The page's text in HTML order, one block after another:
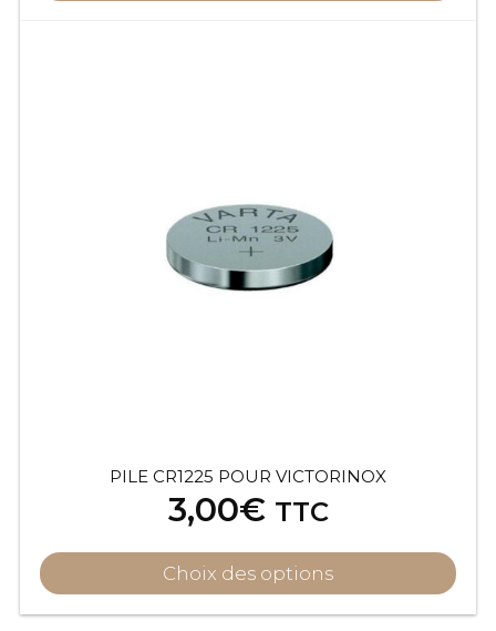
PILE CR1225 POUR VICTORINOX
3,00€ TTC
Choix des options